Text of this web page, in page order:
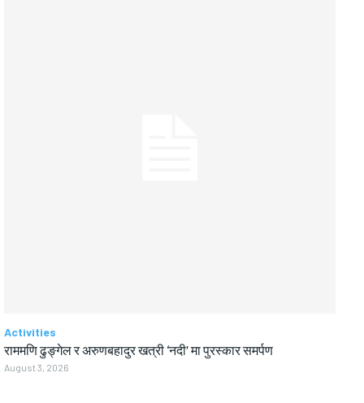
Activities
राममणि ढुङ्गेल र अरुणबहादुर खत्री ‘नदी’ मा पुरस्कार समर्पण
August 3, 2026